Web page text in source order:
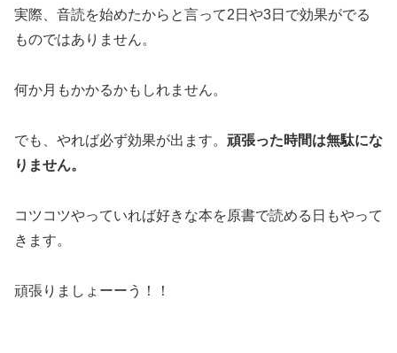
実際、音読を始めたからと言って2日や3日で効果がでる
ものではありません。
何か月もかかるかもしれません。
でも、 やれば必ず効果が出ます。 頑張った時間は無駄にな
りません。
コツコツやっていれば好きな本を原書で読める日もやって
きます。
頑張りましょーーう！！